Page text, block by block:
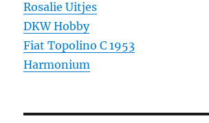
Rosalie Uitjes
DKW Hobby
Fiat Topolino C 1953
Harmonium